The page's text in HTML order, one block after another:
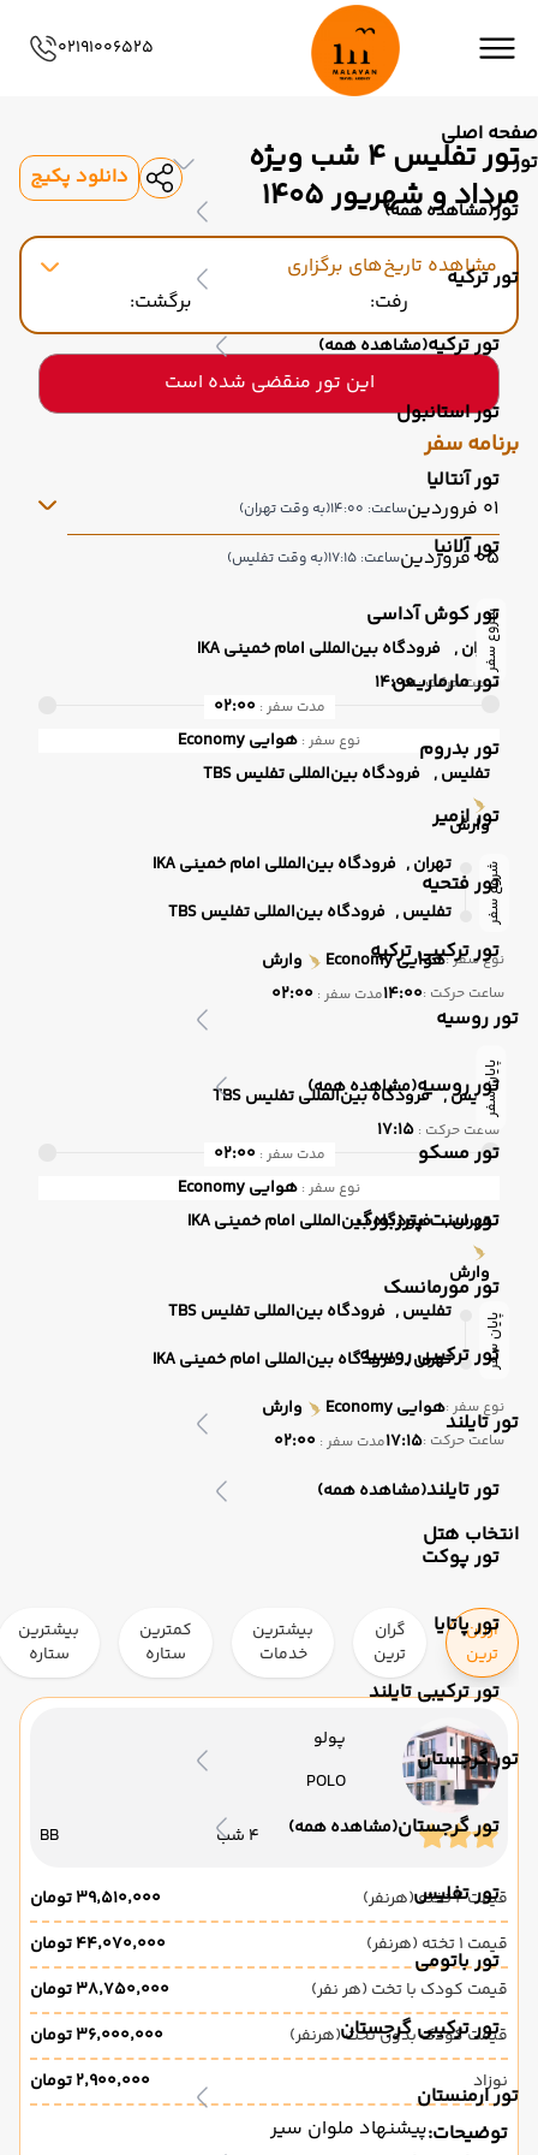
صفحه اصلی
تور
تور(مشاهده همه)
تور ترکیه
تور ترکیه(مشاهده همه)
تور استانبول
تور آنتالیا
تور آلانیا
تور کوش آداسی
تور مارماریس
تور بدروم
تور ازمیر
تور فتحیه
تور ترکیبی ترکیه
تور روسیه
تور روسیه(مشاهده همه)
تور مسکو
تور سنت پترزبورگ
تور مورمانسک
تور ترکیبی روسیه
تور تایلند
تور تایلند(مشاهده همه)
تور پوکت
تور پاتایا
تور ترکیبی تایلند
تور گرجستان
تور گرجستان(مشاهده همه)
تور تفلیس
تور باتومی
تور ترکیبی گرجستان
تور ارمنستان
02191006525
تور تفلیس 4 شب ویژه
مرداد و شهریور 1405
دانلود پکیج
مشاهده تاریخ‌های برگزاری
رفت:
برگشت:
این تور منقضی شده است
برنامه سفر
01 فروردین ساعت: 14:00 (به وقت تهران)
05 فروردین ساعت: 17:15 (به وقت تفلیس)
شروع سفر
تهران , فرودگاه بین‌المللی امام خمینی IKA
ساعت حرکت :14:00
مدت سفر :02:00
نوع سفر : هوایی
تفلیس , فرودگاه بین‌المللی تفلیس TBS
وارش
شروع سفر تهران , فرودگاه بین‌المللی امام خمینی IKA
تفلیس , فرودگاه بین‌المللی تفلیس TBS
نوع سفر :هواییEconomy وارش
ساعت حرکت :14:00مدت سفر : 02:00
پایان سفر
تفلیس , فرودگاه بین‌المللی تفلیس TBS
ساعت حرکت : 17:15
مدت سفر :02:00
نوع سفر : هوایی
تهران , فرودگاه بین‌المللی امام خمینی IKA
وارش
پایان سفر تفلیس , فرودگاه بین‌المللی تفلیس TBS
تهران , فرودگاه بین‌المللی امام خمینی IKA
نوع سفر :هوایی وارش
ساعت حرکت :17:15مدت سفر : 02:00
انتخاب هتل
ارزان
ترین
گران
ترین
بیشترین
خدمات
کمترین
ستاره
بیشترین
ستاره
پولو
POLO
4 شب BB
قیمت 2 تخته (هرنفر)
۳۹٬۵۱۰٬۰۰۰ تومان
قیمت 1 تخته (هرنفر)
۴۴٬۰۷۰٬۰۰۰ تومان
قیمت کودک با تخت (هر نفر)
۳۸٬۷۵۰٬۰۰۰ تومان
قیمت کودک بدون تخت (هرنفر)
۳۶٬۰۰۰٬۰۰۰ تومان
نوزاد
۲٬۹۰۰٬۰۰۰ تومان
توضیحات:پیشنهاد ملوان سیر